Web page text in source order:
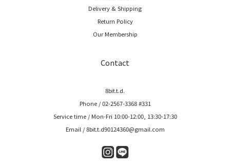
Delivery & Shipping
Return Policy
Our Membership
Contact
8bit.t.d.
Phone / 02-2567-3368 #331
Service time / Mon-Fri 10:00-12:00, 13:30-17:30
Email / 8bit.t.d90124360@gmail.com